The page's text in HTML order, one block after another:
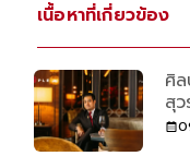
เนื้อหาที่เกี่ยวข้อง
ศิ
สุ